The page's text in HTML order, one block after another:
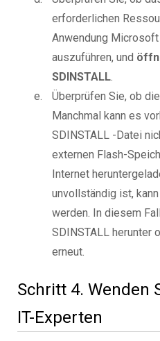
erforderlichen
Anwendung
auszuführen, und
SDINSTALL.
Überprüfen Sie, ob
Manchmal kann es
SDINSTALL -Datei
externen Flash-
Internet
unvollständig ist,
werden. In diesem
SDINSTALL herunter
erneut.
Schritt 4. Wenden
IT-Experten